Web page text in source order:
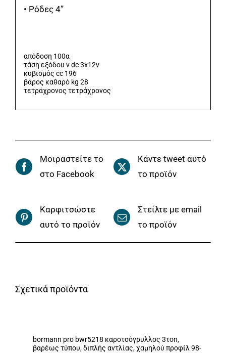
• Ρόδες 4”
απόδοση 100α
τάση εξόδου v dc 3x12v
κυβισμός cc 196
βάρος καθαρό kg 28
τετράχρονος τετράχρονος
Μοιραστείτε το
στο Facebook
Κάντε tweet αυτό
το προϊόν
Καρφιτσώστε
αυτό το προϊόν
Στείλτε με email
το προϊόν
Σχετικά προϊόντα
bormann pro bwr5218 καροτσόγρυλλος 3τon,
βαρέως τύπου, διπλής αντλίας, χαμηλού προφίλ 98-